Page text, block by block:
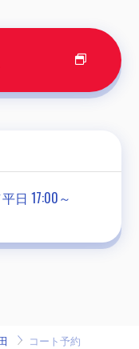
日 17:00～
コート予約